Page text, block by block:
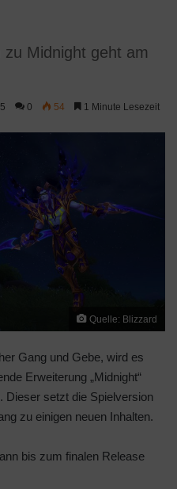
Midnight geht am
0 54 1 Minute Lesezeit
Quelle: Blizzard
Gang und Gebe, wird es
Erweiterung „Midnight“
Dieser setzt die Spielversion
zu einigen neuen Inhalten.
bis zum finalen Release